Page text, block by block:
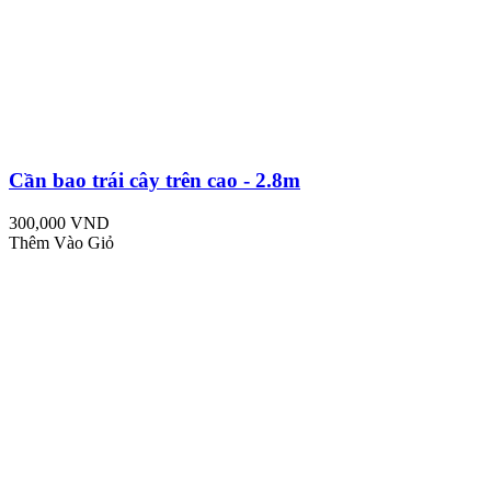
Cần bao trái cây trên cao - 2.8m
300,000 VND
Thêm Vào Giỏ